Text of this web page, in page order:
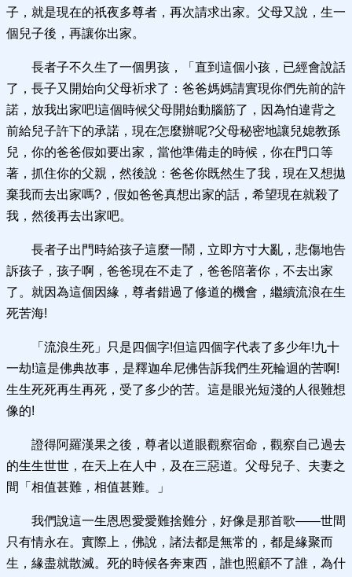
子，就是現在的祇夜多尊者，再次請求出家。父母又說，生一
個兒子後，再讓你出家。
長者子不久生了一個男孩，「直到這個小孩，已經會說話
了，長子又開始向父母祈求了：爸爸媽媽請實現你們先前的許
諾，放我出家吧!這個時候父母開始動腦筋了，因為怕違背之
前給兒子許下的承諾，現在怎麼辦呢?父母秘密地讓兒媳教孫
兒，你的爸爸假如要出家，當他準備走的時候，你在門口等
著，抓住你的父親，然後說：爸爸你既然生了我，現在又想拋
棄我而去出家嗎?，假如爸爸真想出家的話，希望現在就殺了
我，然後再去出家吧。
長者子出門時給孩子這麼一鬧，立即方寸大亂，悲傷地告
訴孩子，孩子啊，爸爸現在不走了，爸爸陪著你，不去出家
了。就因為這個因緣，尊者錯過了修道的機會，繼續流浪在生
死苦海!
「流浪生死」只是四個字!但這四個字代表了多少年!九十
一劫!這是佛典故事，是釋迦牟尼佛告訴我們生死輪迴的苦啊!
生生死死再生再死，受了多少的苦。這是眼光短淺的人很難想
像的!
證得阿羅漢果之後，尊者以道眼觀察宿命，觀察自己過去
的生生世世，在天上在人中，及在三惡道。父母兒子、夫妻之
間「相值甚難，相值甚難。」
我們說這一生恩恩愛愛難捨難分，好像是那首歌——世間
只有情永在。實際上，佛說，諸法都是無常的，都是緣聚而
生，緣盡就散滅。死的時候各奔東西，誰也照顧不了誰，為什